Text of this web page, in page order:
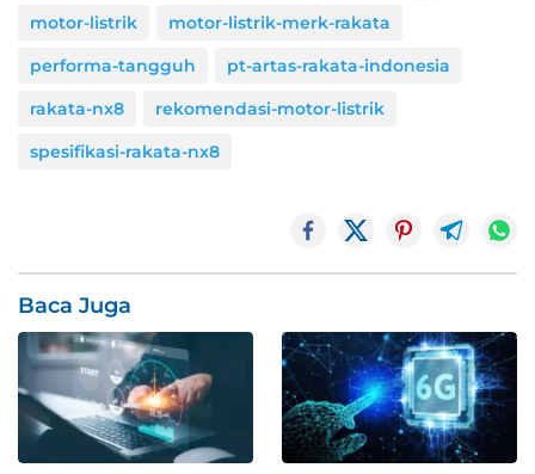
motor-listrik
motor-listrik-merk-rakata
performa-tangguh
pt-artas-rakata-indonesia
rakata-nx8
rekomendasi-motor-listrik
spesifikasi-rakata-nx8
Baca Juga